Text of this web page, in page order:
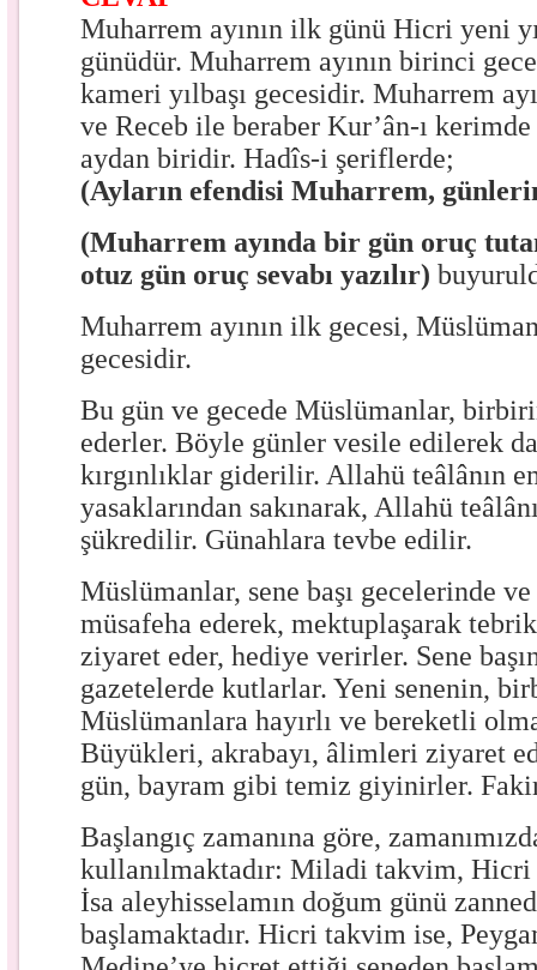
Muharrem ayının ilk günü Hicri yeni
günüdür. Muharrem ayının birinci
kameri yılbaşı gecesidir. Muharrem
ve Receb ile beraber Kur’ân-ı
aydan biridir. Hadîs-i şeriflerde;
(Ayların efendisi Muharrem,
(Muharrem ayında bir gün oruç
otuz gün oruç sevabı yazılır)
Muharrem ayının ilk gecesi,
gecesidir.
Bu gün ve gecede Müslümanlar,
ederler. Böyle günler vesile edilerek
kırgınlıklar giderilir. Allahü teâlânın
yasaklarından sakınarak, Allahü
şükredilir. Günahlara tevbe edilir.
Müslümanlar, sene başı gecelerinde
müsafeha ederek, mektuplaşarak
ziyaret eder, hediye verirler. Sene
gazetelerde kutlarlar. Yeni senenin,
Müslümanlara hayırlı ve bereketli
Büyükleri, akrabayı, âlimleri ziyaret
gün, bayram gibi temiz giyinirler.
Başlangıç zamanına göre,
kullanılmaktadır: Miladi takvim,
İsa aleyhisselamın doğum günü
başlamaktadır. Hicri takvim ise,